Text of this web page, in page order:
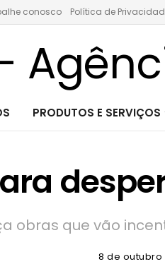
conosco Política de
PRODUTOS E SERVIÇOS
obras que vão
8 de outubro